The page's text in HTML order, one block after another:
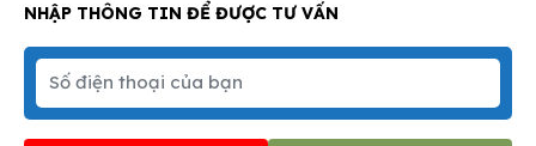
NHẬP THÔNG TIN ĐỂ ĐƯỢC TƯ VẤN